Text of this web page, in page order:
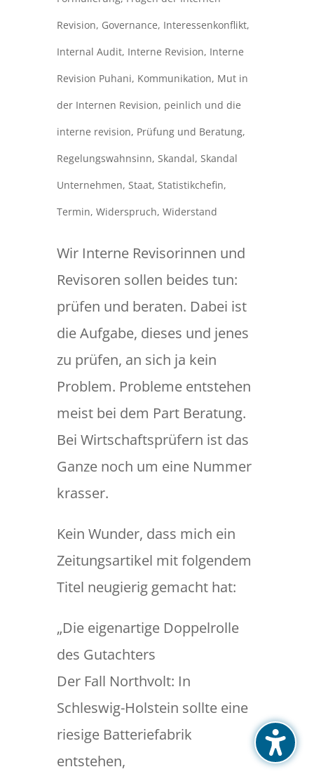
Revision, Governance, Interessenkonflikt,
Internal Audit, Interne Revision, Interne
Revision Puhani, Kommunikation, Mut in
der Internen Revision, peinlich und die
interne revision, Prüfung und Beratung,
Regelungswahnsinn, Skandal, Skandal
Unternehmen, Staat, Statistikchefin,
Termin, Widerspruch, Widerstand
Wir Interne Revisorinnen und
Revisoren sollen beides tun:
prüfen und beraten. Dabei ist
die Aufgabe, dieses und jenes
zu prüfen, an sich ja kein
Problem. Probleme entstehen
meist bei dem Part Beratung.
Bei Wirtschaftsprüfern ist das
Ganze noch um eine Nummer
krasser.
Kein Wunder, dass mich ein
Zeitungsartikel mit folgendem
Titel neugierig gemacht hat:
„Die eigenartige Doppelrolle
des Gutachters
Der Fall Northvolt: In
Schleswig-Holstein sollte eine
riesige Batteriefabrik
entstehen,